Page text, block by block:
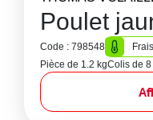
Poulet
Code : 798548
Frais
Pièce de 1.2 kgColis de